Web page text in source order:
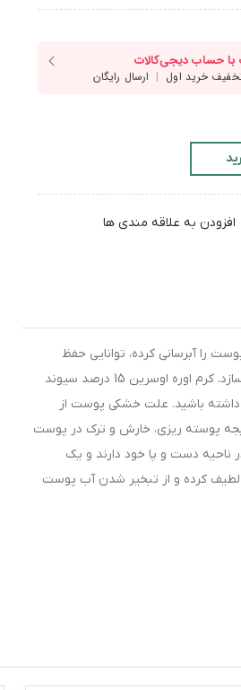
افزودن به علاقه مندی ها
خود، پوست را آبرسانی کرده، توانایی حفظ
رطوبت توسط پوست را افزایش می دهد، از خشکی پوست جلوگیری کرده و پوست را نرم و لطیف می سازد. کرم اوره اوسرین 15 درصد سیوند
داشته باشید. علت خشکی پوست از
پوسته ریزی، خارش و ترک در پوست
ناحیه دست و پا خود دارند و یک
لطیف کرده و از تبخیر شدن آب پوست